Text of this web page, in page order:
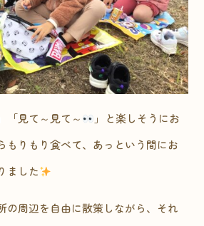
「見て～見て～
」と楽しそうにお
もりもり食べて、あっという間にお
ました
の周辺を自由に散策しながら、それ